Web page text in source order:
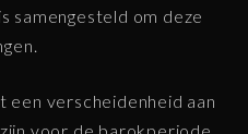
samengesteld om deze
verscheidenheid aan